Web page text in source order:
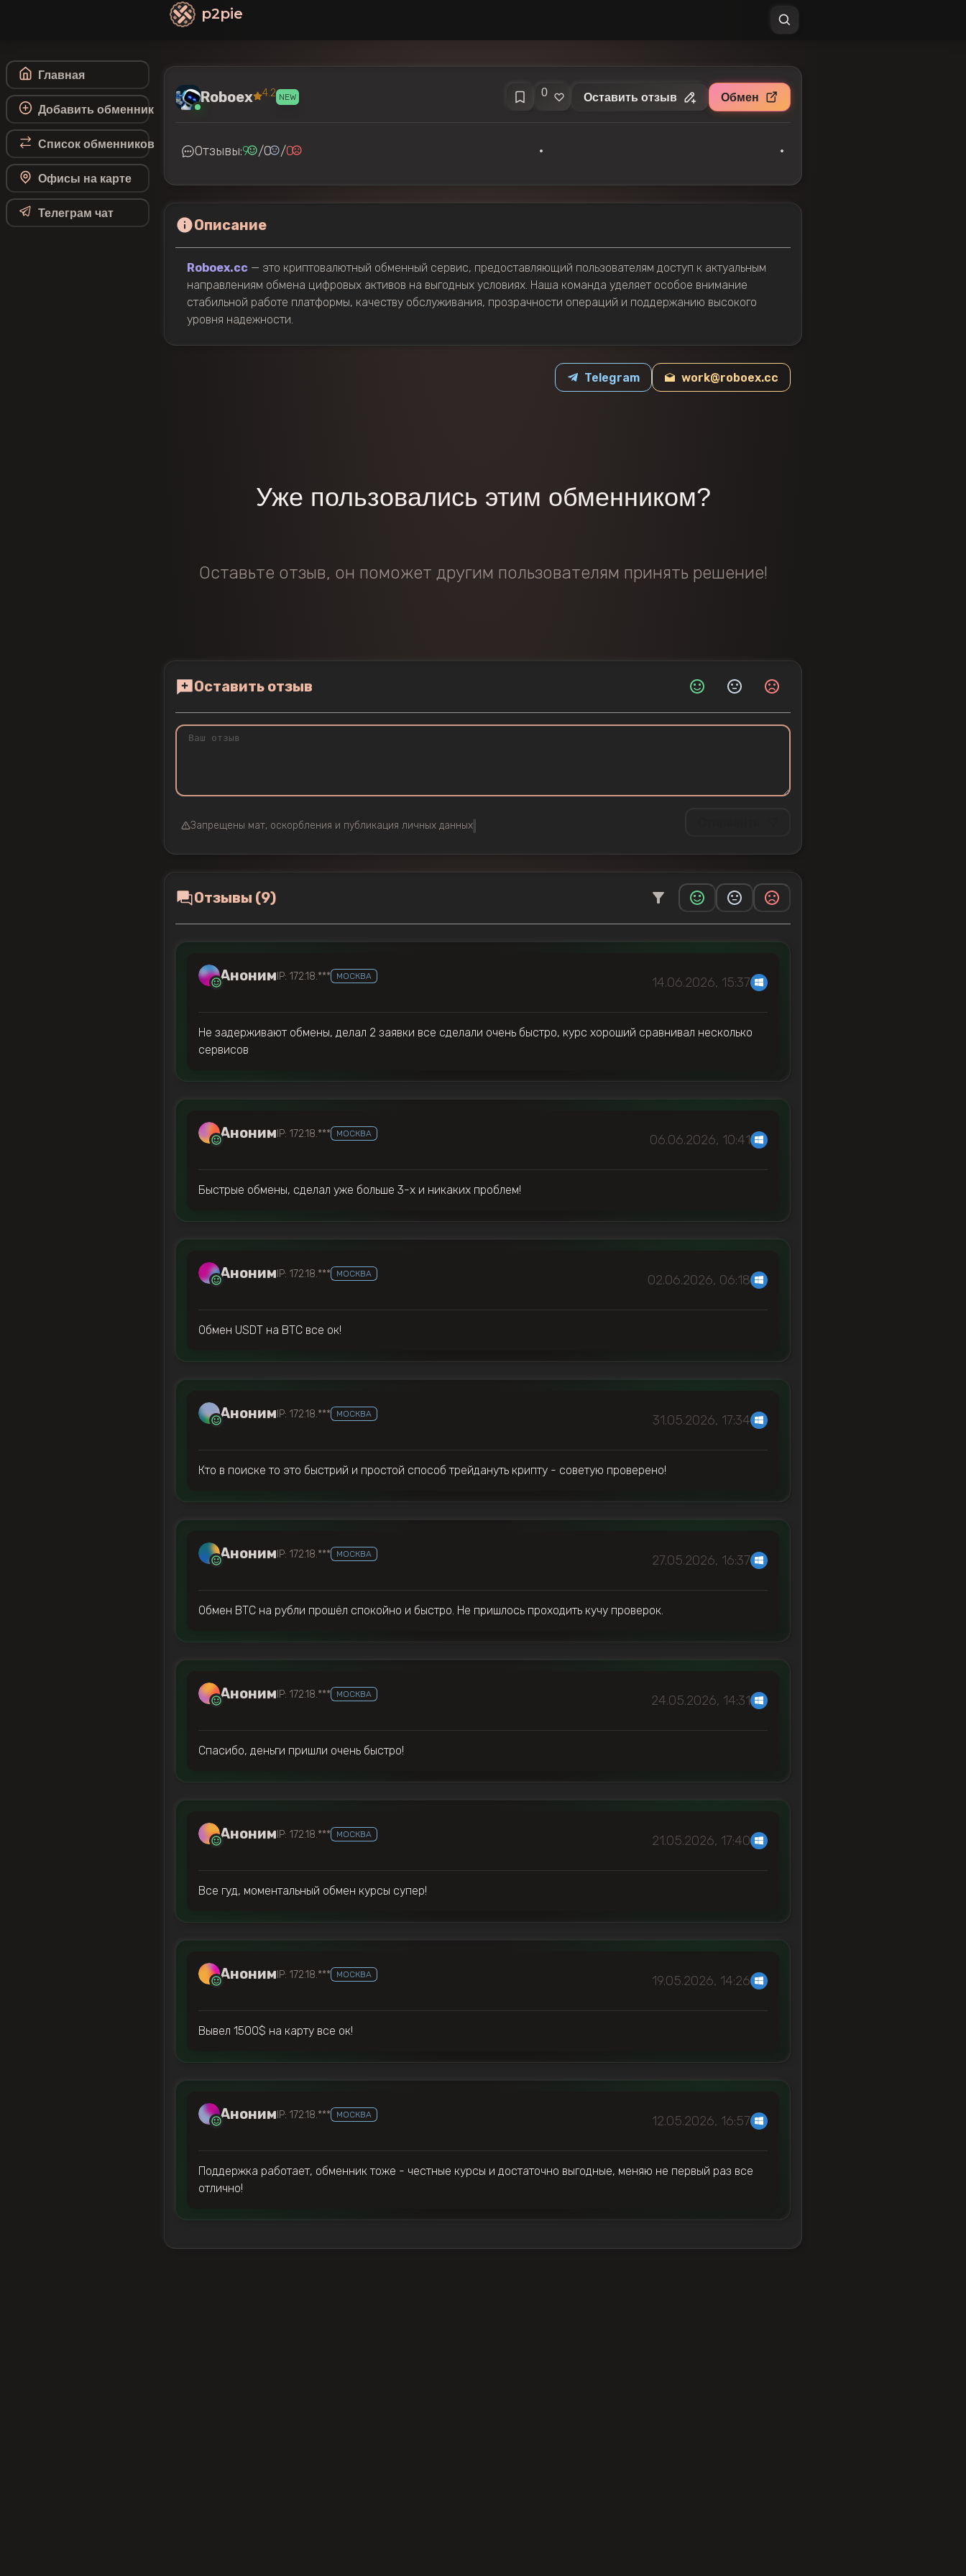
Главная
Добавить обменник
Список обменников
Офисы на карте
Телеграм чат
p2pie
Roboex 4.2 NEW 0 Оставить отзыв Обмен
Отзывы:9 /0 /0 • •
Описание
Roboex.cc — это криптовалютный обменный сервис, предоставляющий пользователям доступ к актуальным
направлениям обмена цифровых активов на выгодных условиях. Наша команда уделяет особое внимание
стабильной работе платформы, качеству обслуживания, прозрачности операций и поддержанию высокого
уровня надежности.
Telegram work@roboex.cc
Уже пользовались этим обменником?
Оставьте отзыв, он поможет другим пользователям принять решение!
Оставить отзыв
Запрещены мат, оскорбления и публикация личных данных
Отзывы (9)
Аноним IP: 172.18.*** МОСКВА 14.06.2026, 15:37
Не задерживают обмены, делал 2 заявки все сделали очень быстро, курс хороший сравнивал несколько
сервисов
Аноним IP: 172.18.*** МОСКВА 06.06.2026, 10:41
Быстрые обмены, сделал уже больше 3-х и никаких проблем!
Аноним IP: 172.18.*** МОСКВА 02.06.2026, 06:18
Обмен USDT на BTC все ок!
Аноним IP: 172.18.*** МОСКВА 31.05.2026, 17:34
Кто в поиске то это быстрий и простой способ трейдануть крипту - советую проверено!
Аноним IP: 172.18.*** МОСКВА 27.05.2026, 16:37
Обмен BTC на рубли прошёл спокойно и быстро. Не пришлось проходить кучу проверок.
Аноним IP: 172.18.*** МОСКВА 24.05.2026, 14:31
Спасибо, деньги пришли очень быстро!
Аноним IP: 172.18.*** МОСКВА 21.05.2026, 17:40
Все гуд, моментальный обмен курсы супер!
Аноним IP: 172.18.*** МОСКВА 19.05.2026, 14:26
Вывел 1500$ на карту все ок!
Аноним IP: 172.18.*** МОСКВА 12.05.2026, 16:57
Поддержка работает, обменник тоже - честные курсы и достаточно выгодные, меняю не первый раз все
отлично!